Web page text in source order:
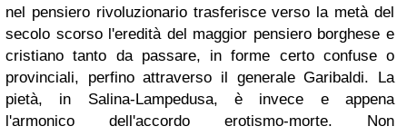
nel pensiero rivoluzionario trasferisce verso la metà del
secolo scorso l'eredità del maggior pensiero borghese e
cristiano tanto da passare, in forme certo confuse o
provinciali, perfino attraverso il generale Garibaldi. La
pietà, in Salina-Lampedusa, è invece e appena
l'armonico dell'accordo erotismo-morte. Non